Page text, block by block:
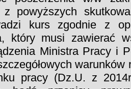
z powyższych
kurs zgodnie z
który musi zawierać
Ministra Pracy i
pracy (Dz.U. z